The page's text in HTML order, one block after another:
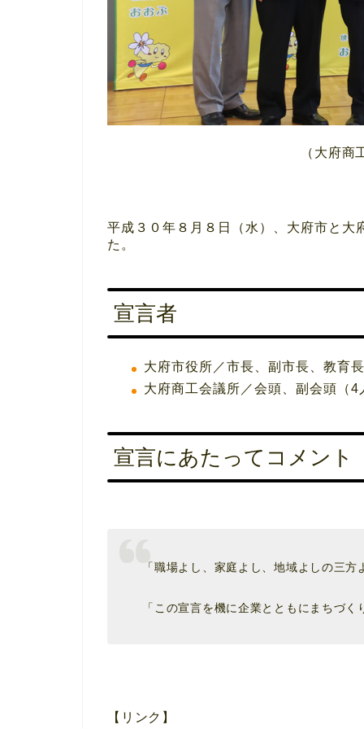
（大府商
平成３０年８月８日（水）、大府市と大
た。
宣言者
大府市役所／市長、副市長、教育
大府商工会議所／会頭、副会頭（
宣言にあたってコメント
「職場よし、家庭よし、地域よしの三
「この宣言を機に企業とともにまちづ
【リンク】